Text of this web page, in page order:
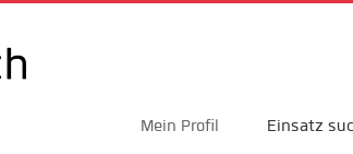
Mein Profil Einsatz